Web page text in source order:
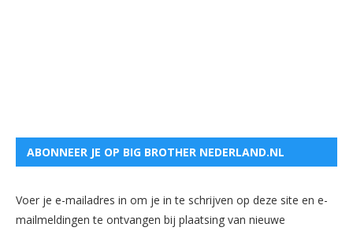
ABONNEER JE OP BIG BROTHER NEDERLAND.NL
Voer je e-mailadres in om je in te schrijven op deze site en e-
mailmeldingen te ontvangen bij plaatsing van nieuwe